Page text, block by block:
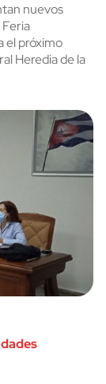
nuevos
el próximo
Heredia de la